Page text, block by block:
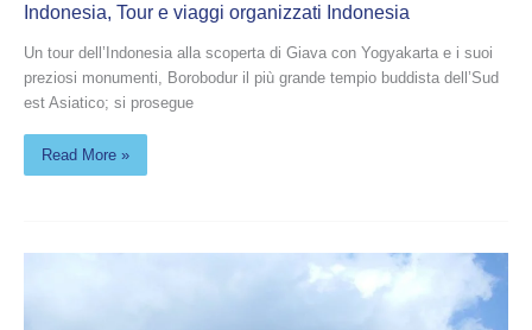
Indonesia, Tour e viaggi organizzati Indonesia
Un tour dell’Indonesia alla scoperta di Giava con Yogyakarta e i suoi
preziosi monumenti, Borobodur il più grande tempio buddista dell’Sud
est Asiatico; si prosegue
Read More »